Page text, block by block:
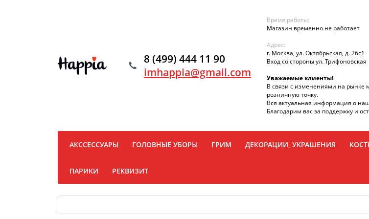
8 (499) 444 11 90
imhappia@gmail.com
Время работы:
Магазин временно не работает
Адрес:
г. Москва, ул. Октябрьская, д. 26с1
Вход со стороны ул. Трифоновская
Уважаемые клиенты!
В связи с изменениями на рынке
розничную точку.
Вся актуальная информация о
Благодарим вас за поддержку и
АКССЕССУАРЫ ГОЛОВНЫЕ УБОРЫ ГРИМ ДЕКОРАЦИИ, УКРАШЕНИЯ
ПАРИКИ РЕКВИЗИТ